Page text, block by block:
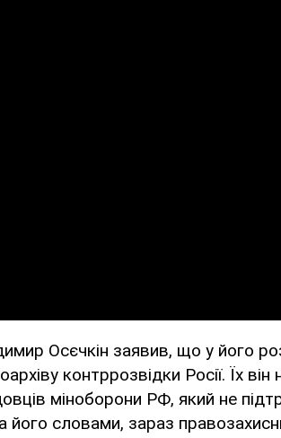
Осєчкін заявив, що у його
контррозвідки Росії. Їх він
міноборони РФ, який не
його словами, зараз